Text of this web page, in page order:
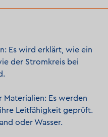
Es wird erklärt, wie ein
der Stromkreis bei
Materialien: Es werden
Leitfähigkeit geprüft.
oder Wasser.